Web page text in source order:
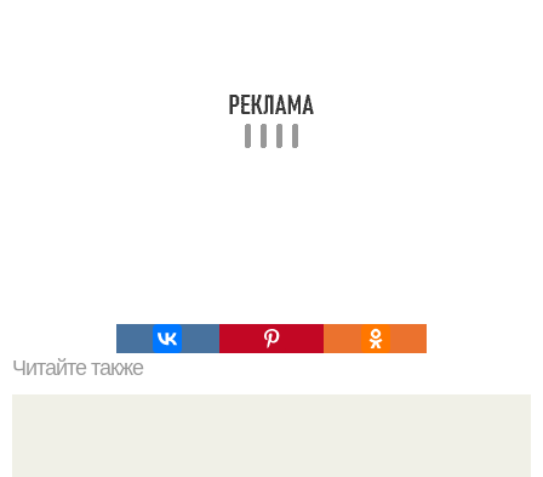
Читайте также